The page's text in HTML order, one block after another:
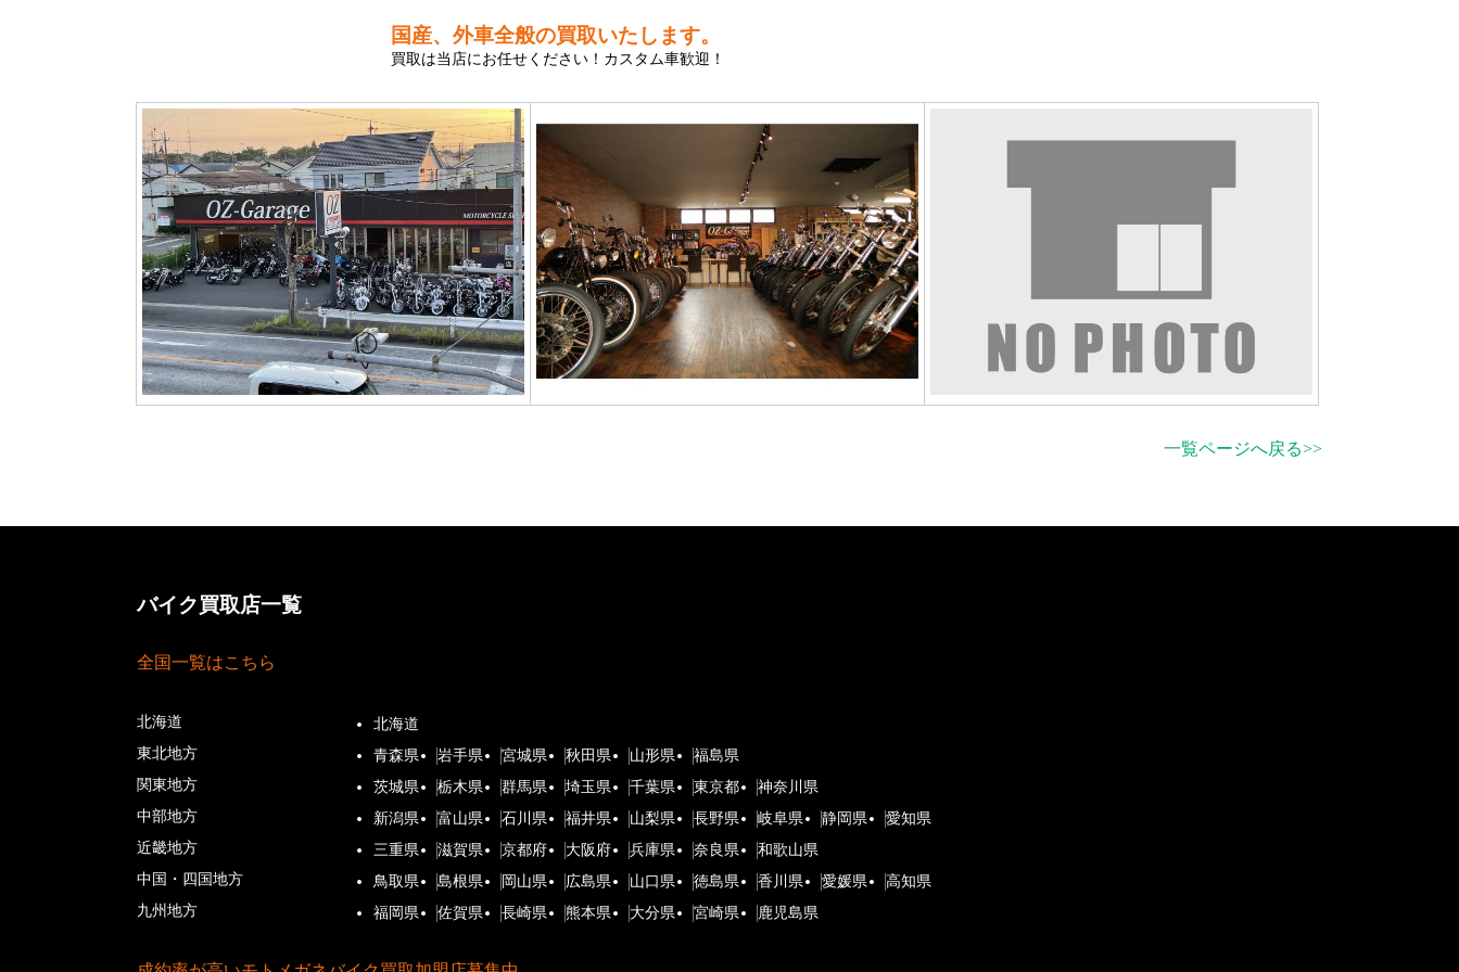
国産、外車全般の買取いたします。
買取は当店にお任せください！カスタム車歓迎！
一覧ページへ戻る>>
バイク買取店一覧
全国一覧はこちら
北海道
北海道
東北地方
青森県 岩手県 宮城県 秋田県 山形県
福島県
関東地方
茨城県 栃木県 群馬県 埼玉県 千葉県 東京都
神奈川県
中部地方
新潟県 富山県 石川県 福井県 山梨県 長野県 岐阜県 静岡県
愛知県
近畿地方
三重県 滋賀県 京都府 大阪府 兵庫県 奈良県
和歌山県
中国・四国地方
鳥取県 島根県 岡山県 広島県 山口県 徳島県 香川県 愛媛県
高知県
九州地方
福岡県 佐賀県 長崎県 熊本県 大分県 宮崎県 鹿児島県